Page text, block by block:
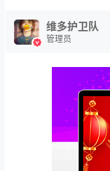
维多护卫队
管理员